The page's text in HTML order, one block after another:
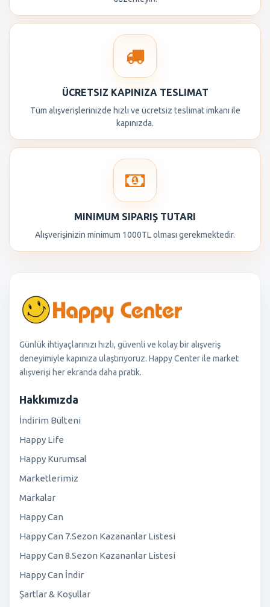
ÜCRETSIZ KAPINIZA TESLIMAT
Tüm alışverişlerinizde hızlı ve ücretsiz teslimat imkanı ile
kapınızda.
MINIMUM SIPARIŞ TUTARI
Alışverişinizin minimum 1000TL olması gerekmektedir.
Günlük ihtiyaçlarınızı hızlı, güvenli ve kolay bir alışveriş
deneyimiyle kapınıza ulaştırıyoruz. Happy Center ile market
alışverişi her ekranda daha pratik.
Hakkımızda
İndirim Bülteni
Happy Life
Happy Kurumsal
Marketlerimiz
Markalar
Happy Can
Happy Can 7.Sezon Kazananlar Listesi
Happy Can 8.Sezon Kazananlar Listesi
Happy Can İndir
Şartlar & Koşullar